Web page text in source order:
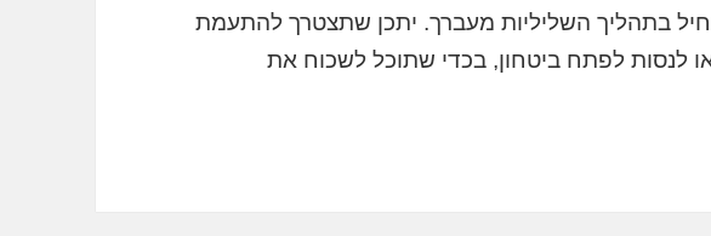
בתהליך השליליות מעברך. יתכן שתצטרך להתעמת
לנסות לפתח ביטחון, בכדי שתוכל לשכוח את